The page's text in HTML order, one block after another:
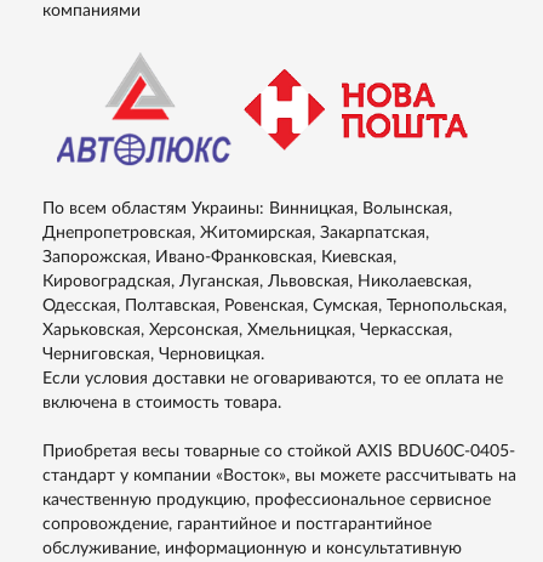
компаниями
По всем областям Украины: Винницкая, Волынская,
Днепропетровская, Житомирская, Закарпатская,
Запорожская, Ивано-Франковская, Киевская,
Кировоградская, Луганская, Львовская, Николаевская,
Одесская, Полтавская, Ровенская, Сумская, Тернопольская,
Харьковская, Херсонская, Хмельницкая, Черкасская,
Черниговская, Черновицкая.
Если условия доставки не оговариваются, то ее оплата не
включена в стоимость товара.
Приобретая весы товарные со стойкой AXIS BDU60C-0405-
стандарт у компании «Восток», вы можете рассчитывать на
качественную продукцию, профессиональное сервисное
сопровождение, гарантийное и постгарантийное
обслуживание, информационную и консультативную